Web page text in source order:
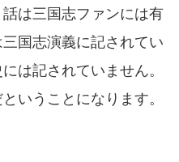
は三国志ファンには有
国志演義に記されてい
は記されていません。
ということになります。